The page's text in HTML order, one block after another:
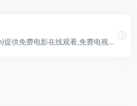
蜜蜂影视(www.beeyao.com)提供免费电影在线观看,免费电视剧在线观看,最新电影电视剧在线观看,免费电影电视剧网站,电影天堂,蜜蜂影视,西瓜影视,高清